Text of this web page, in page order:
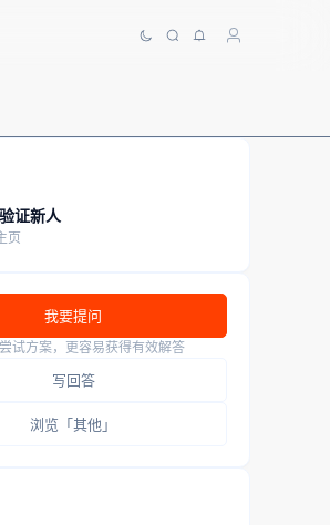
证新人
页
我要提问
试方案，更容易获得有效解答
写回答
浏览「其他」